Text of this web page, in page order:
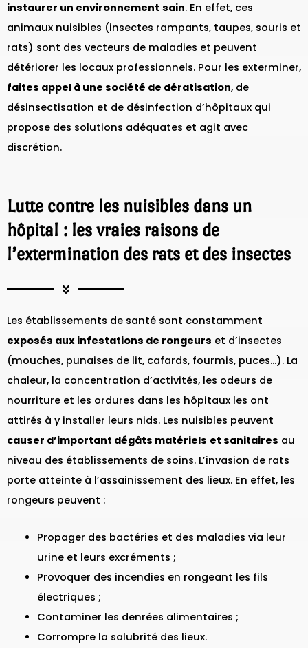
instaurer un environnement sain. En effet, ces
animaux nuisibles (insectes rampants, taupes, souris et
rats) sont des vecteurs de maladies et peuvent
détériorer les locaux professionnels. Pour les exterminer,
faites appel à une société de dératisation, de
désinsectisation et de désinfection d’hôpitaux qui
propose des solutions adéquates et agit avec
discrétion.
Lutte contre les nuisibles dans un
hôpital : les vraies raisons de
l’extermination des rats et des insectes
Les établissements de santé sont constamment
exposés aux infestations de rongeurs et d’insectes
(mouches, punaises de lit, cafards, fourmis, puces…). La
chaleur, la concentration d’activités, les odeurs de
nourriture et les ordures dans les hôpitaux les ont
attirés à y installer leurs nids. Les nuisibles peuvent
causer d’important dégâts matériels et sanitaires au
niveau des établissements de soins. L’invasion de rats
porte atteinte à l’assainissement des lieux. En effet, les
rongeurs peuvent :
Propager des bactéries et des maladies via leur
urine et leurs excréments ;
Provoquer des incendies en rongeant les fils
électriques ;
Contaminer les denrées alimentaires ;
Corrompre la salubrité des lieux.